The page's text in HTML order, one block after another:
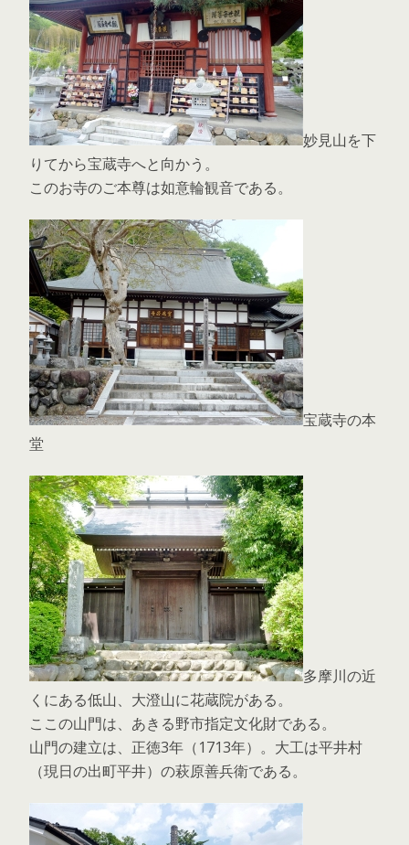
妙見山を下
りてから宝蔵寺へと向かう。
このお寺のご本尊は如意輪観音である。
宝蔵寺の本
堂
多摩川の近
くにある低山、大澄山に花蔵院がある。
ここの山門は、あきる野市指定文化財である。
山門の建立は、正徳3年（1713年）。大工は平井村
（現日の出町平井）の萩原善兵衛である。